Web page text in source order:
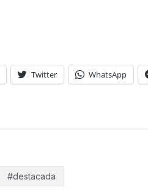
Twitter WhatsApp
#destacada